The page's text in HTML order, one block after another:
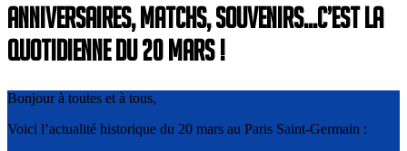
Anniversaires, Matchs, Souvenirs…C’est la
quotidienne du 20 mars !
Bonjour à toutes et à tous,
Voici l’actualité historique du 20 mars au Paris Saint-Germain :